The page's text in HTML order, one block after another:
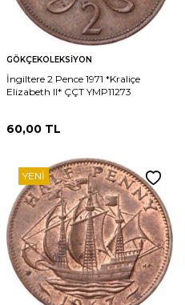
GÖKÇEKOLEKSIYON
İngiltere 2 Pence 1971 *Kraliçe
Elizabeth II* ÇÇT YMP11273
60,00 TL
YENI